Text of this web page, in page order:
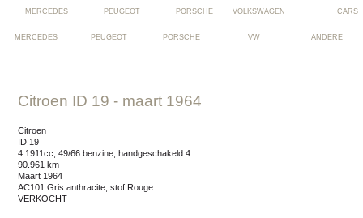
MERCEDES PEUGEOT PORSCHE VW ANDERE
Citroen ID 19 - maart 1964
Citroen
ID 19
4 1911cc, 49/66 benzine, handgeschakeld 4
90.961 km
maart 1964
AC101 Gris anthracite, stof Rouge
VERKOCHT